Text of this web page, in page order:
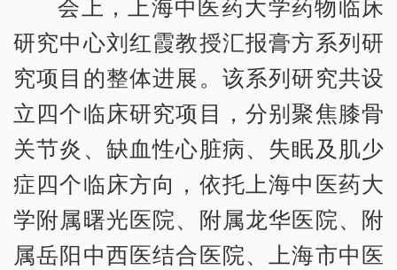
研究中心刘红霞教授汇报膏方系列研
究项目的整体进展。该系列研究共设
立四个临床研究项目，分别聚焦膝骨
关节炎、缺血性心脏病、失眠及肌少
症四个临床方向，依托上海中医药大
学附属曙光医院、附属龙华医院、附
属岳阳中西医结合医院、上海市中医